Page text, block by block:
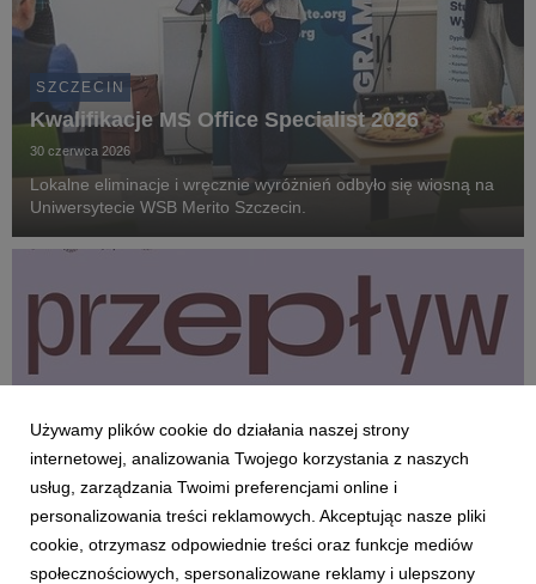
SZCZECIN
Kwalifikacje MS Office Specialist 2026
30 czerwca 2026
Lokalne eliminacje i wręcznie wyróżnień odbyło się wiosną na
Uniwersytecie WSB Merito Szczecin.
Używamy plików cookie do działania naszej strony
internetowej, analizowania Twojego korzystania z naszych
usług, zarządzania Twoimi preferencjami online i
personalizowania treści reklamowych. Akceptując nasze pliki
cookie, otrzymasz odpowiednie treści oraz funkcje mediów
społecznościowych, spersonalizowane reklamy i ulepszony